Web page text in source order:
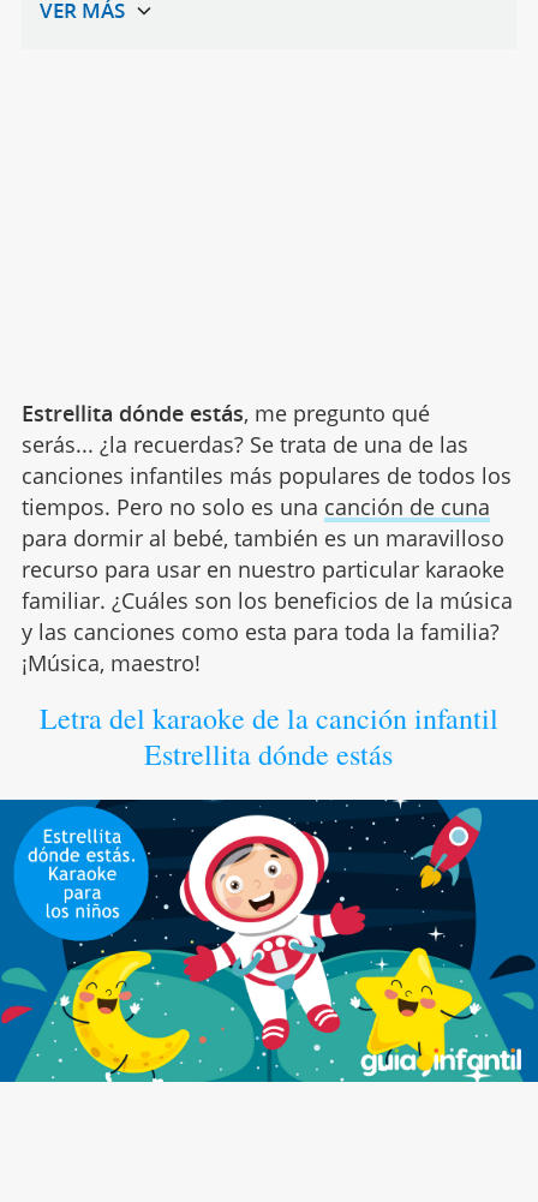
Estrellita dónde estás, me pregunto qué
serás... ¿la recuerdas? Se trata de una de las
canciones infantiles más populares de todos los
tiempos. Pero no solo es una canción de cuna
para dormir al bebé, también es un maravilloso
recurso para usar en nuestro particular karaoke
familiar. ¿Cuáles son los beneficios de la música
y las canciones como esta para toda la familia?
¡Música, maestro!
Letra del karaoke de la canción infantil
Estrellita dónde estás